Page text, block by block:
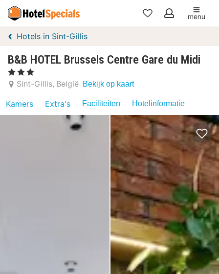
Mijn
menu
Hotels in Sint-Gillis
B&B HOTEL Brussels Centre Gare du Midi
, 3 Sterren
Sint-Gillis België Bekijk op kaart
Kamers Extra's Faciliteiten Hotelinformatie